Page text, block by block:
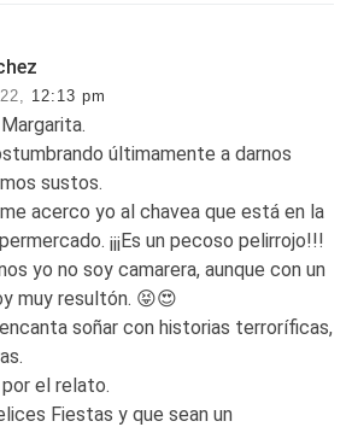
12:13 pm
últimamente a darnos
sustos.
acerco yo al chavea que está en la
¡¡¡Es un pecoso pelirrojo!!!
yo no soy camarera, aunque con un
muy resultón. 😝😍
soñar con historias terroríficas,
por el relato.
Fiestas y que sean un